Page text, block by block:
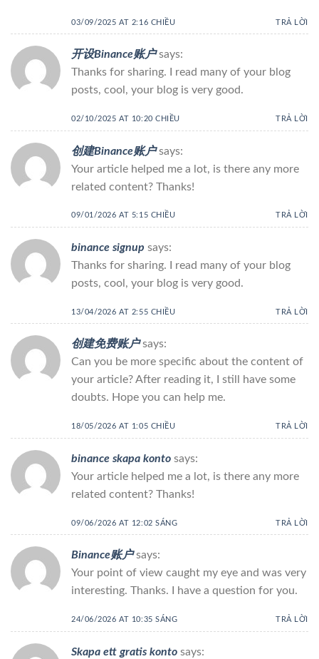
03/09/2025 AT 2:16 CHIỀU TRẢ LỜI
开设Binance账户 says:
Thanks for sharing. I read many of your blog
posts, cool, your blog is very good.
02/10/2025 AT 10:20 CHIỀU TRẢ LỜI
创建Binance账户 says:
Your article helped me a lot, is there any more
related content? Thanks!
09/01/2026 AT 5:15 CHIỀU TRẢ LỜI
binance signup says:
Thanks for sharing. I read many of your blog
posts, cool, your blog is very good.
13/04/2026 AT 2:55 CHIỀU TRẢ LỜI
创建免费账户 says:
Can you be more specific about the content of
your article? After reading it, I still have some
doubts. Hope you can help me.
18/05/2026 AT 1:05 CHIỀU TRẢ LỜI
binance skapa konto says:
Your article helped me a lot, is there any more
related content? Thanks!
09/06/2026 AT 12:02 SÁNG TRẢ LỜI
Binance账户 says:
Your point of view caught my eye and was very
interesting. Thanks. I have a question for you.
24/06/2026 AT 10:35 SÁNG TRẢ LỜI
Skapa ett gratis konto says: